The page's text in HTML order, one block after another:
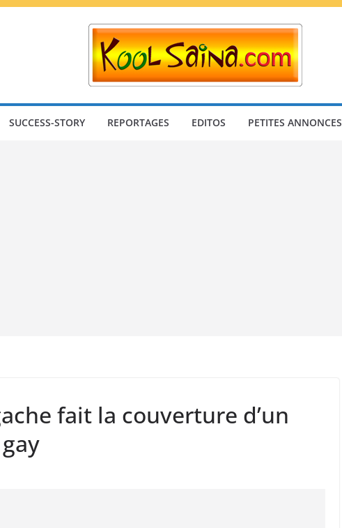
SUCCESS-STORY REPORTAGES EDITOS PETITES ANNONCES
fait la couverture d’un